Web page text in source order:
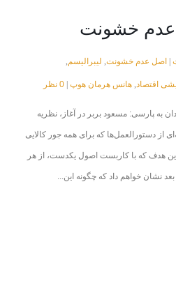
عدم خشونت
اصل عدم خشونت, لیبرالیسم ,
اقتصاد , هانس هرمان هوپ 0 نظر
به پارسی: مسعود بربر در آغاز، نظریه‌
از دستورالعمل‌ها که برای همه جور کالایی
این هدف که با کاربست اصول یکدست، از هر
نشان خواهم داد که چگونه این...